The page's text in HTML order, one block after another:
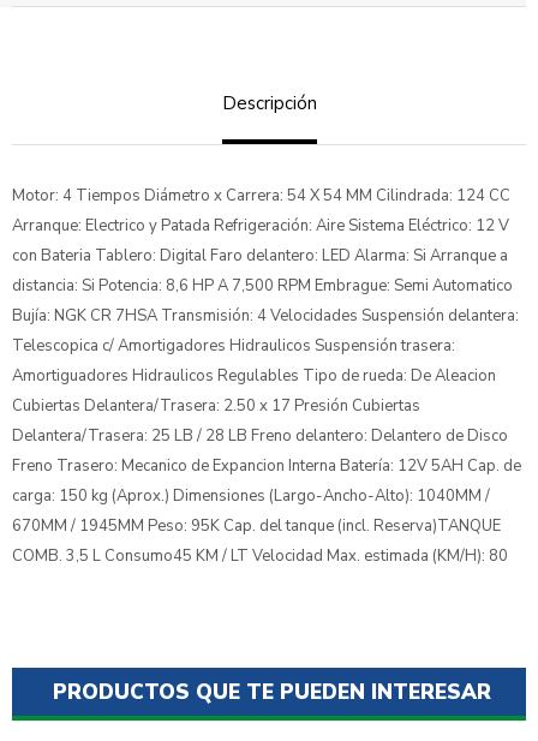
Descripción
Motor: 4 Tiempos Diámetro x Carrera: 54 X 54 MM Cilindrada: 124 CC
Arranque: Electrico y Patada Refrigeración: Aire Sistema Eléctrico: 12 V
con Bateria Tablero: Digital Faro delantero: LED Alarma: Si Arranque a
distancia: Si Potencia: 8,6 HP A 7,500 RPM Embrague: Semi Automatico
Bujía: NGK CR 7HSA Transmisión: 4 Velocidades Suspensión delantera:
Telescopica c/ Amortigadores Hidraulicos Suspensión trasera:
Amortiguadores Hidraulicos Regulables Tipo de rueda: De Aleacion
Cubiertas Delantera/Trasera: 2.50 x 17 Presión Cubiertas
Delantera/Trasera: 25 LB / 28 LB Freno delantero: Delantero de Disco
Freno Trasero: Mecanico de Expancion Interna Batería: 12V 5AH Cap. de
carga: 150 kg (Aprox.) Dimensiones (Largo-Ancho-Alto): 1040MM /
670MM / 1945MM Peso: 95K Cap. del tanque (incl. Reserva)TANQUE
COMB. 3,5 L Consumo45 KM / LT Velocidad Max. estimada (KM/H): 80
PRODUCTOS QUE TE PUEDEN INTERESAR